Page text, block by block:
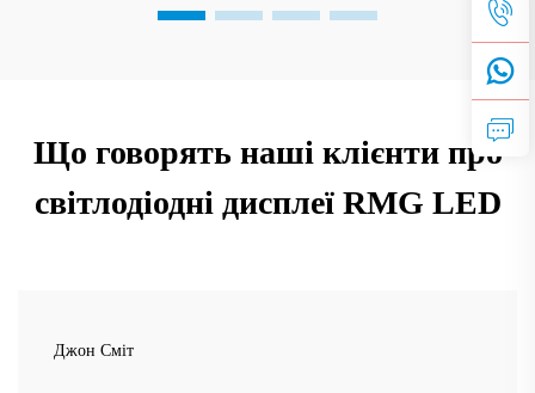
Що говорять наші клієнти про
світлодіодні дисплеї RMG LED
Джон Сміт